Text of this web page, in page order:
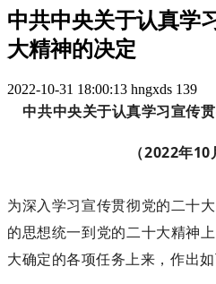
中共中央关于认真学
大精神的决定
2022-10-31 18:00:13 hngxds 139
中共中央关于认真学习宣传
（2022年10
为深入学习宣传贯彻党的二十
的思想统一到党的二十大精神
大确定的各项任务上来，作出如